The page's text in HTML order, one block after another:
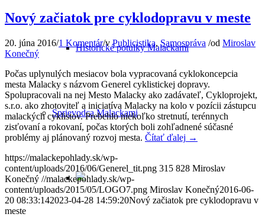
Historické potulky Malackami
Sprievodca Malackami
Nový začiatok pre cyklodopravu v meste
20. júna 2016/1 Komentár/vPublicistika,Samospráva /od Miroslav
Konečný
Počas uplynulých mesiacov bola vypracovaná cyklokoncepcia
mesta Malacky s názvom Generel cyklistickej dopravy.
Spolupracovali na nej Mesto Malacky ako zadávateľ, Cykloprojekt,
s.r.o. ako zhotoviteľ a iniciatíva Malacky na kolo v pozícii zástupcu
malackých cyklistov. Prebehlo niekoľko stretnutí, terénnych
zisťovaní a rokovaní, počas ktorých boli zohľadnené súčasné
problémy aj plánovaný rozvoj mesta. Čítať ďalej →
https://malackepohlady.sk/wp-
content/uploads/2016/06/Generel_tit.png 315 828 Miroslav
Konečný //malackepohlady.sk/wp-
content/uploads/2015/05/LOGO7.png Miroslav Konečný2016-06-
20 08:33:142023-04-28 14:59:20Nový začiatok pre cyklodopravu v
meste